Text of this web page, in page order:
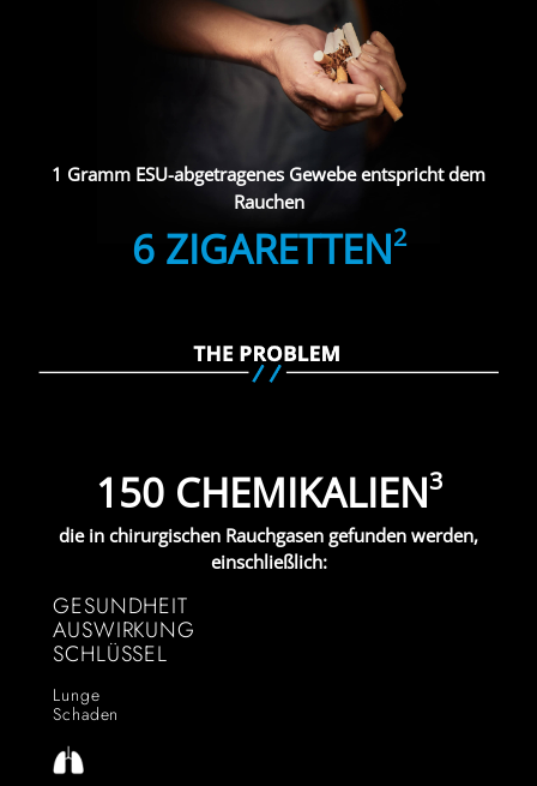
1 Gramm ESU-abgetragenes Gewebe entspricht dem
Rauchen
6 ZIGARETTEN2
150 CHEMIKALIEN3
die in chirurgischen Rauchgasen gefunden werden,
einschließlich:
GESUNDHEIT
AUSWIRKUNG
SCHLÜSSEL
Lunge
Schaden